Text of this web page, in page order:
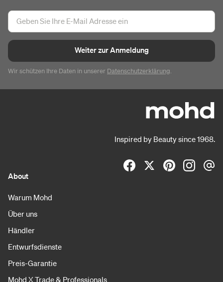
Weiter zur Anmeldung
Wir schützen Ihre Daten in unserer Datenschutzerklärung.
Inspired by Beauty since 1968.
About
Warum Mohd
Über uns
Händler
Entwurfsdienste
Preis-Garantie
Mohd X Trade & Professionals